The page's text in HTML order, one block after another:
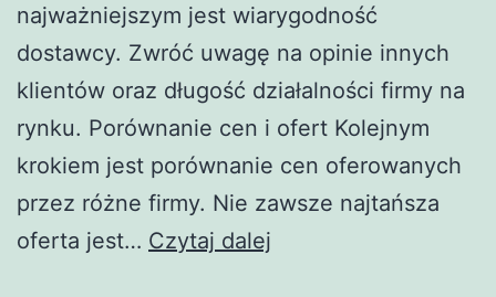
najważniejszym jest wiarygodność
dostawcy. Zwróć uwagę na opinie innych
klientów oraz długość działalności firmy na
rynku. Porównanie cen i ofert Kolejnym
krokiem jest porównanie cen oferowanych
przez różne firmy. Nie zawsze najtańsza
oferta jest… Czytaj dalej